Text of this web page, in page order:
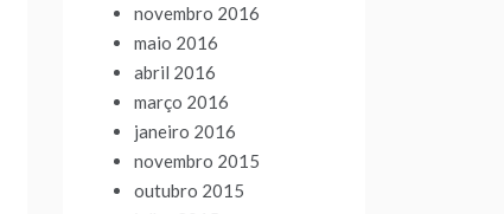
novembro 2016
maio 2016
abril 2016
março 2016
janeiro 2016
novembro 2015
outubro 2015